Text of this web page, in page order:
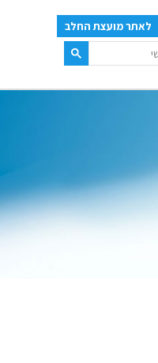
לאתר מועצת החלב